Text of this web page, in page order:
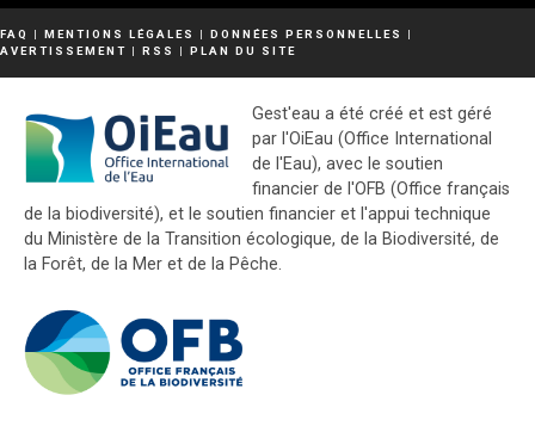
FAQ | MENTIONS LÉGALES | DONNÉES PERSONNELLES
|
AVERTISSEMENT | RSS | PLAN DU SITE
Gest'eau a été créé et est géré
par l'OiEau (Office International
de l'Eau), avec le soutien
financier de l'OFB (Office français
de la biodiversité), et le soutien financier et l'appui technique
du Ministère de la Transition écologique, de la Biodiversité, de
la Forêt, de la Mer et de la Pêche.